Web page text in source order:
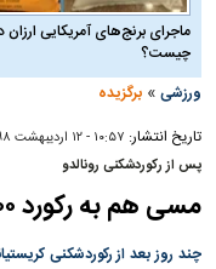
ماجرای برنج‌های آمریکایی ارزان
چیست؟
ورزشی »برگزیده
تاریخ انتشار: ۱۰:۵۷ - ۱۲ ارديبهشت ۱۳۹۸
پس از رکوردشکنی رونالدو
مسی هم به رکورد ۶۰۰ گل باشگاهی رسید
چند روز بعد از رکوردشکنی